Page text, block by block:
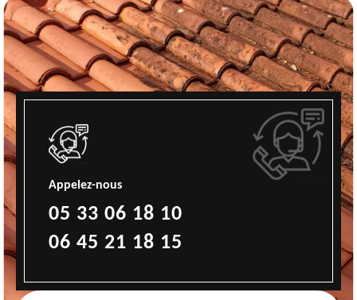
Appelez-nous
05 33 06 18 10
06 45 21 18 15